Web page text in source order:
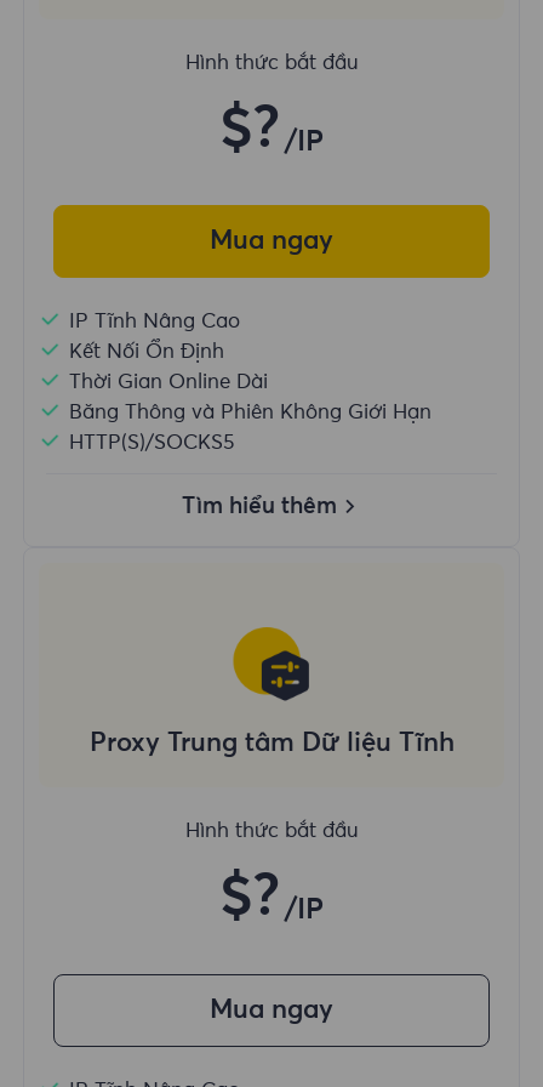
Hình thức bắt đầu
$? /IP
Mua ngay
IP Tĩnh Nâng Cao
Kết Nối Ổn Định
Thời Gian Online Dài
Băng Thông và Phiên Không Giới Hạn
HTTP(S)/SOCKS5
Tìm hiểu thêm
Proxy Trung tâm Dữ liệu Tĩnh
Hình thức bắt đầu
$? /IP
Mua ngay